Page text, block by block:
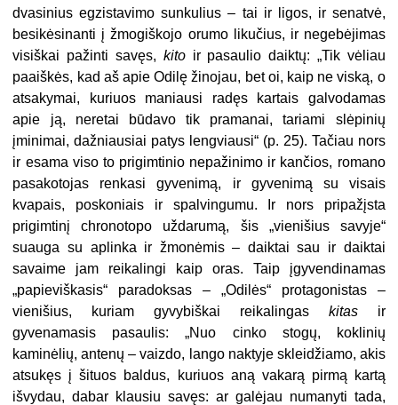
dvasinius egzistavimo sunkulius – tai ir ligos, ir senatvė,
besikėsinanti į žmogiškojo orumo likučius, ir negebėjimas
visiškai pažinti savęs, kitoir pasaulio daiktų: „Tik vėliau
paaiškės, kad aš apie Odilę žinojau, bet oi, kaip ne viską, o
atsakymai, kuriuos maniausi radęs kartais galvodamas
apie ją, neretai būdavo tik pramanai, tariami slėpinių
įminimai, dažniausiai patys lengviausi“ (p. 25). Tačiau nors
ir esama viso to prigimtinio nepažinimo ir kančios, romano
pasakotojas renkasi gyvenimą, ir gyvenimą su visais
kvapais, poskoniais ir spalvingumu. Ir nors pripažįsta
prigimtinį chronotopo uždarumą, šis „vienišius savyje“
suauga su aplinka ir žmonėmis – daiktai sau ir daiktai
savaime jam reikalingi kaip oras. Taip įgyvendinamas
„papieviškasis“ paradoksas – „Odilės“ protagonistas –
vienišius, kuriam gyvybiškai reikalingas kitasir
gyvenamasis pasaulis: „Nuo cinko stogų, koklinių
kaminėlių, antenų – vaizdo, lango naktyje skleidžiamo, akis
atsukęs į šituos baldus, kuriuos aną vakarą pirmą kartą
išvydau, dabar klausiu savęs: ar galėjau numanyti tada,